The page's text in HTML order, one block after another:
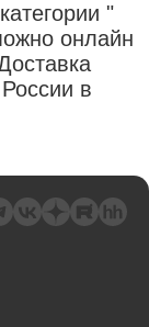
"
онлайн
в